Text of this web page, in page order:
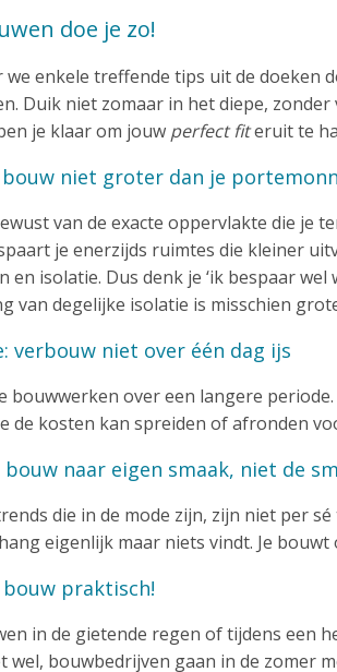
doe je zo!
we enkele treffende tips uit de doeken
Duik niet zomaar in het diepe,
je klaar om jouw perfect fiteruit te
niet groter dan je
van de exacte oppervlakte die je
je enerzijds ruimtes die kleiner
en isolatie. Dus denk je ‘ik bespaar
van degelijke isolatie is misschien
verbouw niet over één dag ijs
bouwwerken over een langere
de kosten kan spreiden of afronden
naar eigen smaak, niet de
die in de mode zijn, zijn niet per
eigenlijk maar niets vindt. Je
praktisch!
in de gietende regen of tijdens een
wel, bouwbedrijven gaan in de zomer